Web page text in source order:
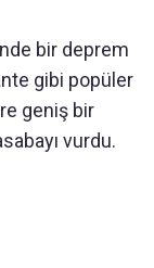
bir deprem
gibi popüler
geniş bir
vurdu.